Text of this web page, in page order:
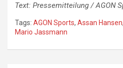
Text: Pressemitteilung / AGON
Tags: AGON Sports, Assan Hansen,
Mario Jassmann